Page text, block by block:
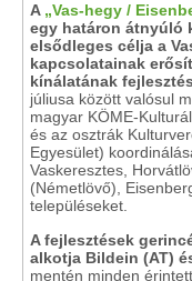
A „Vas-hegy /
egy határon átnyúló
elsődleges célja a
kapcsolatainak
kínálatának
júliusa között valósul
magyar KÖME-
és az osztrák
Egyesület)
Vaskeresztes,
(Németlövő),
településeket.
A fejlesztések
alkotja Bildein (AT)
mentén minden